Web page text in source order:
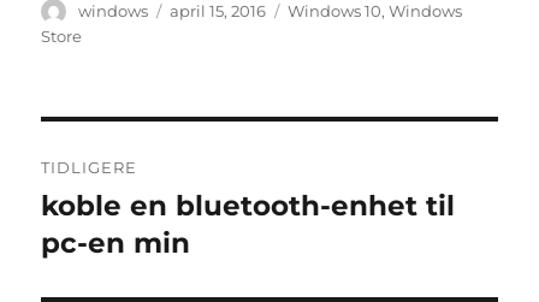
Forfatter
windows Publisert
april 15, 2016 Stikkord
Windows 10,Windows
Store
TIDLIGERE
Forrige
innlegg:
koble en bluetooth-enhet til
pc-en min